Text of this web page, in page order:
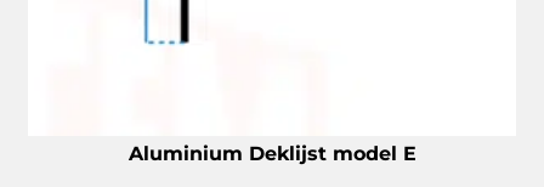
Aluminium Deklijst model E